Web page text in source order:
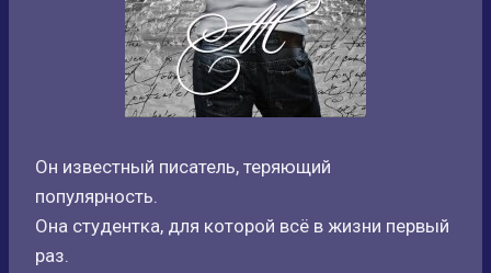
Он известный писатель, теряющий
популярность.
Она студентка, для которой всё в жизни первый
раз.